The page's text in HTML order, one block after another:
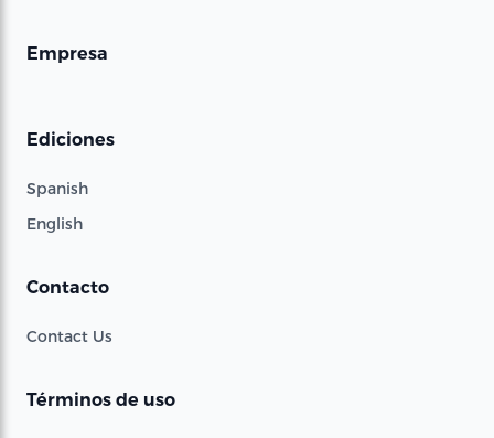
Empresa
Ediciones
Spanish
English
Contacto
Contact Us
Términos de uso